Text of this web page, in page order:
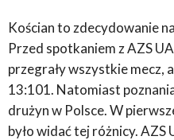
Kościan to zdecydowanie
Przed spotkaniem z AZS
przegrały wszystkie mecz,
13:101. Natomiast
drużyn w Polsce. W
było widać tej różnicy. AZS